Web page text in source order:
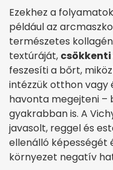
Ezekhez a
például az
természetes
textúráját,
feszesíti a bőrt,
intézzük otthon vagy
havonta megejteni –
gyakrabban is. A
javasolt, reggel és
ellenálló képességét
környezet negatív